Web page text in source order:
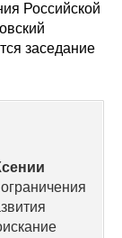
Российской
заседание